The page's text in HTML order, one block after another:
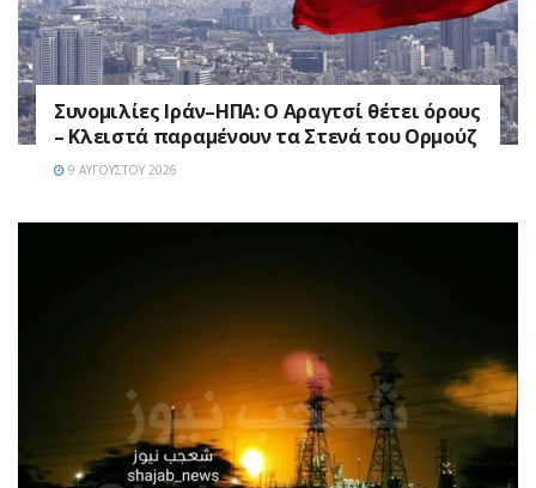
Συνομιλίες Ιράν–ΗΠΑ: Ο Αραγτσί θέτει όρους
– Κλειστά παραμένουν τα Στενά του Ορμούζ
9 ΑΥΓΟΎΣΤΟΥ 2026